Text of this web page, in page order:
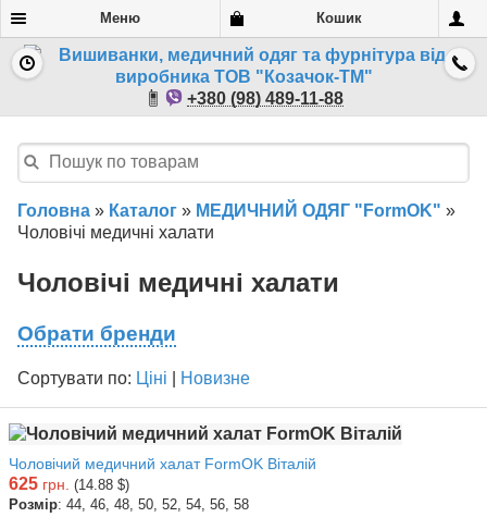
Меню Кошик
+380 (98) 489-11-88
Головна » Каталог » МЕДИЧНИЙ ОДЯГ "FormOK" »
Чоловічі медичні халати
Чоловічі медичні халати
Обрати бренди
Сортувати по: Ціні Новизне
Чоловічий медичний халат FormOK Віталій
625 грн. (14.88 $)
Розмір: 44, 46, 48, 50, 52, 54, 56, 58